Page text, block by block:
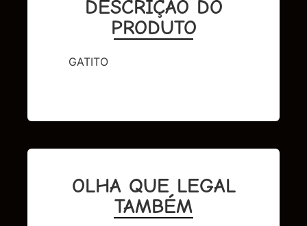
DESCRIÇÃO DO
PRODUTO
GATITO
OLHA QUE LEGAL
TAMBÉM